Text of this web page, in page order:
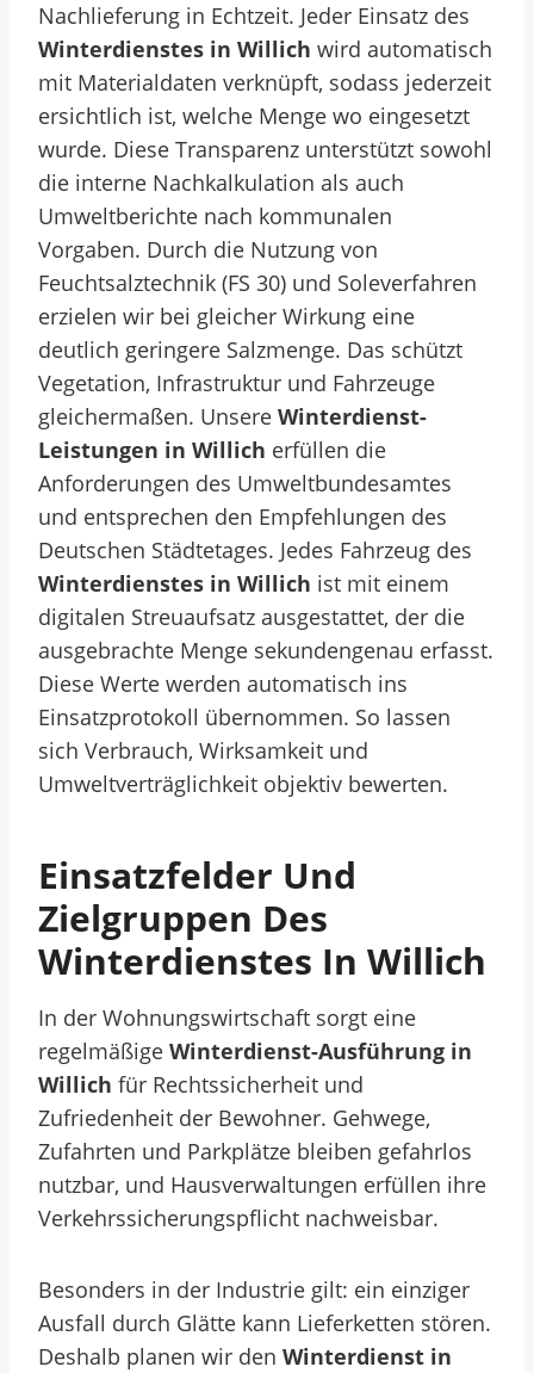
Nachlieferung in Echtzeit. Jeder Einsatz des
Winterdienstes in Willich wird automatisch
mit Materialdaten verknüpft, sodass jederzeit
ersichtlich ist, welche Menge wo eingesetzt
wurde. Diese Transparenz unterstützt sowohl
die interne Nachkalkulation als auch
Umweltberichte nach kommunalen
Vorgaben. Durch die Nutzung von
Feuchtsalztechnik (FS 30) und Soleverfahren
erzielen wir bei gleicher Wirkung eine
deutlich geringere Salzmenge. Das schützt
Vegetation, Infrastruktur und Fahrzeuge
gleichermaßen. Unsere Winterdienst-
Leistungen in Willich erfüllen die
Anforderungen des Umweltbundesamtes
und entsprechen den Empfehlungen des
Deutschen Städtetages. Jedes Fahrzeug des
Winterdienstes in Willich ist mit einem
digitalen Streuaufsatz ausgestattet, der die
ausgebrachte Menge sekundengenau erfasst.
Diese Werte werden automatisch ins
Einsatzprotokoll übernommen. So lassen
sich Verbrauch, Wirksamkeit und
Umweltverträglichkeit objektiv bewerten.
Einsatzfelder Und
Zielgruppen Des
Winterdienstes In Willich
In der Wohnungswirtschaft sorgt eine
regelmäßige Winterdienst-Ausführung in
Willich für Rechtssicherheit und
Zufriedenheit der Bewohner. Gehwege,
Zufahrten und Parkplätze bleiben gefahrlos
nutzbar, und Hausverwaltungen erfüllen ihre
Verkehrssicherungspflicht nachweisbar.
Besonders in der Industrie gilt: ein einziger
Ausfall durch Glätte kann Lieferketten stören.
Deshalb planen wir den Winterdienst in